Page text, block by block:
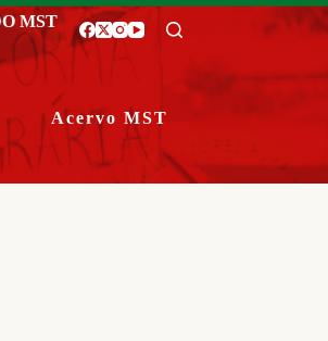
MST
Acervo MST